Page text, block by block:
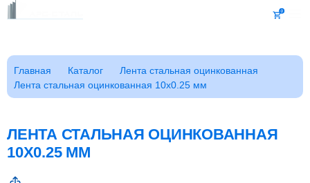
Каталог
Клиентам
ГОСТы
Сертификаты
Главная Каталог
Лента стальная оцинкованная
Лента стальная оцинкованная 10x0.25 мм
ЛЕНТА СТАЛЬНАЯ ОЦИНКОВАННАЯ
10X0.25 ММ